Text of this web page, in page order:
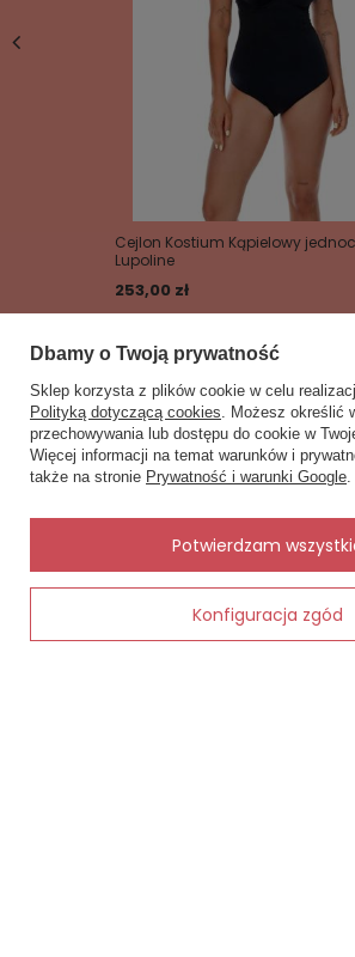
Dodaj
Cejlon Kostium Kąpielowy
Lupoline
253,00 zł
Zobacz również
Inne rzeczy od tego samego
✨
Napisz czego
gotowe
Dbamy o Twoją prywatność
Sklep korzysta z plików cookie w celu
Polityką dotyczącą cookies. Możesz określić
przechowywania lub dostępu do cookie w
Więcej informacji na temat warunków i
także na stronie Prywatność i warunki Google.
Konfiguracja zgód
Potwierdzam